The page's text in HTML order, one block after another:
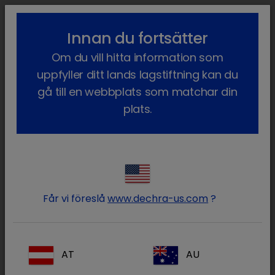
lock_outline search menu
Gnagare
Logga in på ditt Dechra
konto
Innan du fortsätter
Om du vill hitta information som
uppfyller ditt lands lagstiftning kan du
gå till en webbplats som matchar din
plats.
Får vi föreslåwww.dechra-us.com ?
AT AU